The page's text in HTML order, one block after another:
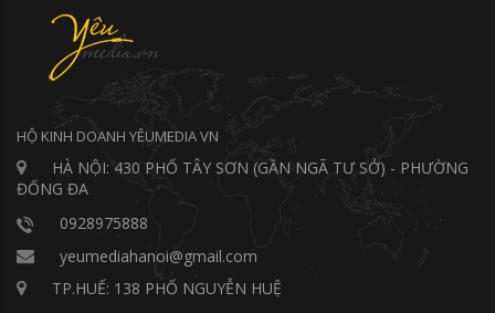
HỘ KINH DOANH YÊUMEDIA VN
HÀ NỘI: 430 PHỐ TÂY SƠN (GẦN NGÃ TƯ SỞ) - PHƯỜNG
ĐỐNG ĐA
0928975888
yeumediahanoi@gmail.com
TP.HUẾ: 138 PHỐ NGUYỄN HUỆ